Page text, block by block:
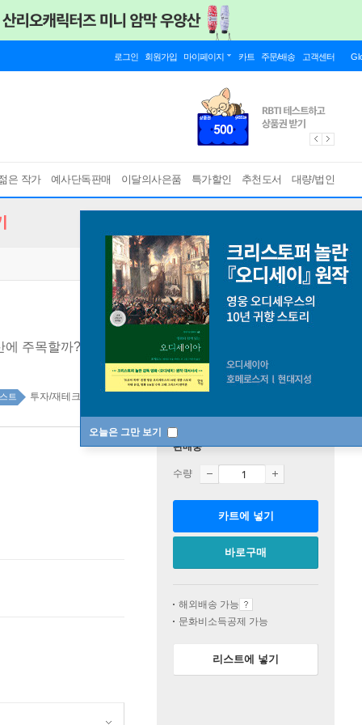
로그인 회원가입 마이페이지 카트 주문/배송 고객센터
은 작가 예사단독판매 이달의사은품 특가할인 추천도서 대량/법인
오늘은 그만 보기
에 주목할까?
트 투자/재테크 top100 1주
판매중
수량
카트에 넣기
바로구매
해외배송 가능
문화비소득공제 가능
리스트에 넣기